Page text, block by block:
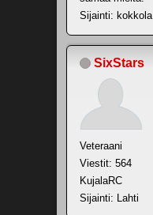
Sijainti: kokkola
SixStars
Veteraani
Viestit: 564
KujalaRC
Sijainti: Lahti